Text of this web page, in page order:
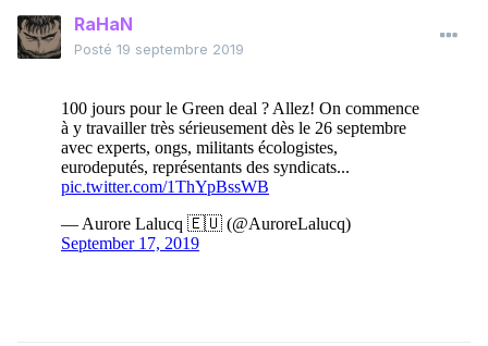
RaHaN
Posté 19 septembre 2019